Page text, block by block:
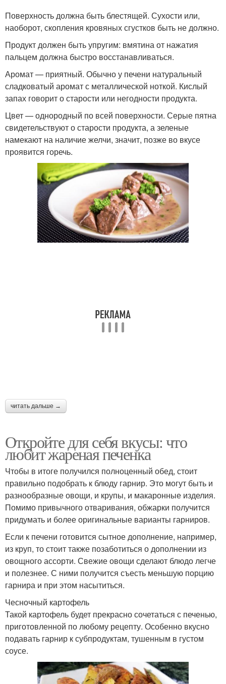
Поверхность должна быть блестящей. Сухости или,
наоборот, скопления кровяных сгустков быть не должно.
Продукт должен быть упругим: вмятина от нажатия
пальцем должна быстро восстанавливаться.
Аромат — приятный. Обычно у печени натуральный
сладковатый аромат с металлической ноткой. Кислый
запах говорит о старости или негодности продукта.
Цвет — однородный по всей поверхности. Серые пятна
свидетельствуют о старости продукта, а зеленые
намекают на наличие желчи, значит, позже во вкусе
проявится горечь.
читать дальше →
Откройте для себя вкусы: что
любит жареная печенка
Чтобы в итоге получился полноценный обед, стоит
правильно подобрать к блюду гарнир. Это могут быть и
разнообразные овощи, и крупы, и макаронные изделия.
Помимо привычного отваривания, обжарки получится
придумать и более оригинальные варианты гарниров.
Если к печени готовится сытное дополнение, например,
из круп, то стоит также позаботиться о дополнении из
овощного ассорти. Свежие овощи сделают блюдо легче
и полезнее. С ними получится съесть меньшую порцию
гарнира и при этом насытиться.
Чесночный картофель
Такой картофель будет прекрасно сочетаться с печенью,
приготовленной по любому рецепту. Особенно вкусно
подавать гарнир к субпродуктам, тушенным в густом
соусе.